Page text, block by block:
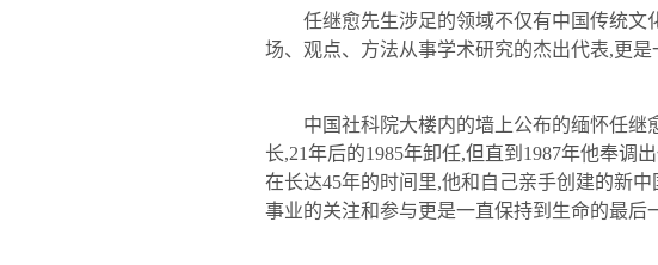
任继愈先生涉足的领域不仅有中国传统文
场、观点、方法从事学术研究的杰出代表,更是
中国社科院大楼内的墙上公布的缅怀任继
长,21年后的1985年卸任,但直到 1987年他奉调
在长达45年的时间里,他和自己亲手创建的新
事业的关注和参与更是一直保持到生命的最后